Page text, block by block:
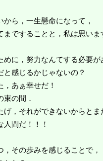
ら，一生懸命になって，
まですることと，私は思いま
めに，努力なんてする必要が
と感じるかじゃないの？
，あぁ幸せだ！
束の間．
げ，それができないからと
人間だ！！！
その歩みを感じることで，